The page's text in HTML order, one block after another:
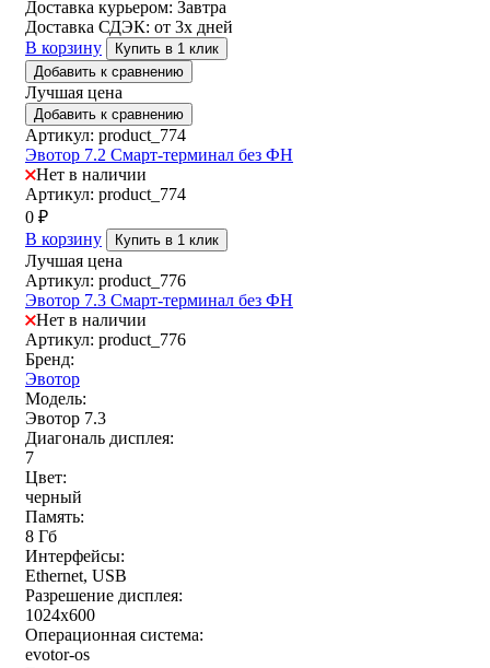
Доставка курьером: Завтра
Доставка СДЭК: от 3х дней
В корзину
Купить в 1 клик
Добавить к сравнению
Лучшая цена
Добавить к сравнению
Артикул: product_774
Эвотор 7.2 Смарт-терминал без ФН
Нет в наличии
Артикул: product_774
0 ₽
В корзину
Купить в 1 клик
Лучшая цена
Артикул: product_776
Эвотор 7.3 Смарт-терминал без ФН
Нет в наличии
Артикул: product_776
Бренд:
Эвотор
Модель:
Эвотор 7.3
Диагональ дисплея:
7
Цвет:
черный
Память:
8 Гб
Интерфейсы:
Ethernet, USB
Разрешение дисплея:
1024х600
Операционная система:
evotor-os